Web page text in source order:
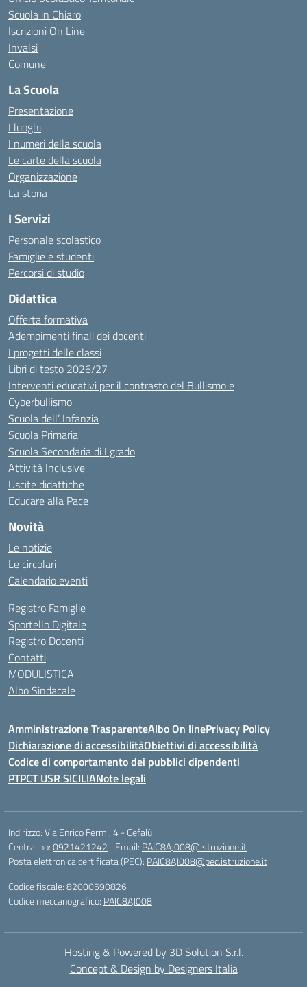
Scuola in Chiaro
Iscrizioni On Line
Invalsi
Comune
La Scuola
Presentazione
I luoghi
I numeri della scuola
Le carte della scuola
Organizzazione
La storia
I Servizi
Personale scolastico
Famiglie e studenti
Percorsi di studio
Didattica
Offerta formativa
Adempimenti finali dei docenti
I progetti delle classi
Libri di testo 2026/27
Interventi educativi per il contrasto del Bullismo e
Cyberbullismo
Scuola dell’ Infanzia
Scuola Primaria
Scuola Secondaria di I grado
Attività Inclusive
Uscite didattiche
Educare alla Pace
Novità
Le notizie
Le circolari
Calendario eventi
Registro Famiglie
Sportello Digitale
Registro Docenti
Contatti
MODULISTICA
Albo Sindacale
Amministrazione TrasparenteAlbo On linePrivacy Policy
Dichiarazione di accessibilitàObiettivi di accessibilità
Codice di comportamento dei pubblici dipendenti
PTPCT USR SICILIANote legali
Indirizzo:Via Enrico Fermi, 4 - Cefalù
Centralino:0921421242 Email: PAIC8AJ008@istruzione.it
Posta elettronica certificata (PEC): PAIC8AJ008@pec.istruzione.it
Codice fiscale: 82000590826
Codice meccanografico: PAIC8AJ008
Hosting & Powered by 3D Solution S.r.l.
Concept & Design by Designers Italia